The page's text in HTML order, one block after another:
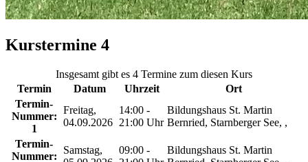
Kurstermine 4
Insgesamt gibt es 4 Termine zum diesen Kurs
Termin
Datum Uhrzeit
Ort
Termin-
Nummer:
1
Freitag,
04.09.2026
14:00 -
21:00 Uhr
Bildungshaus St. Martin
Bernried, Starnberger See, ,
Termin-
Nummer:
Samstag,
09:00 -
Bildungshaus St. Martin